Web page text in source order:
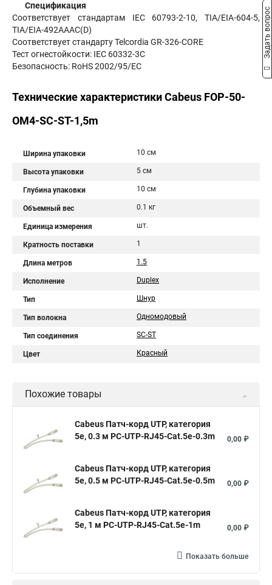
Спецификация
Соответствует стандартам IEC 60793-2-10, TIA/EIA-604-5,
TIA/EIA-492AAAC(D)
Соответствует стандарту Telcordia GR-326-CORE
Тест огнестойкости: IEC 60332-3C
Безопасность: RoHS 2002/95/EC
Технические характеристики Cabeus FOP-50-
OM4-SC-ST-1,5m
Ширина упаковки 10 см
Высота упаковки 5 см
Глубина упаковки 10 см
Объемный вес 0.1 кг
Единица измерения шт.
Кратность поставки 1
Длина метров 1.5
Исполнение Duplex
Тип Шнур
Тип волокна Одномодовый
Тип соединения SC-ST
Цвет Красный
Похожие товары
Cabeus Патч-корд UTP, категория
5e, 0.3 м PC-UTP-RJ45-Cat.5e-0.3m
0,00 ₽
Cabeus Патч-корд UTP, категория
5e, 0.5 м PC-UTP-RJ45-Cat.5e-0.5m
0,00 ₽
Cabeus Патч-корд UTP, категория
5e, 1 м PC-UTP-RJ45-Cat.5e-1m
0,00 ₽
Показать больше
Задать вопрос